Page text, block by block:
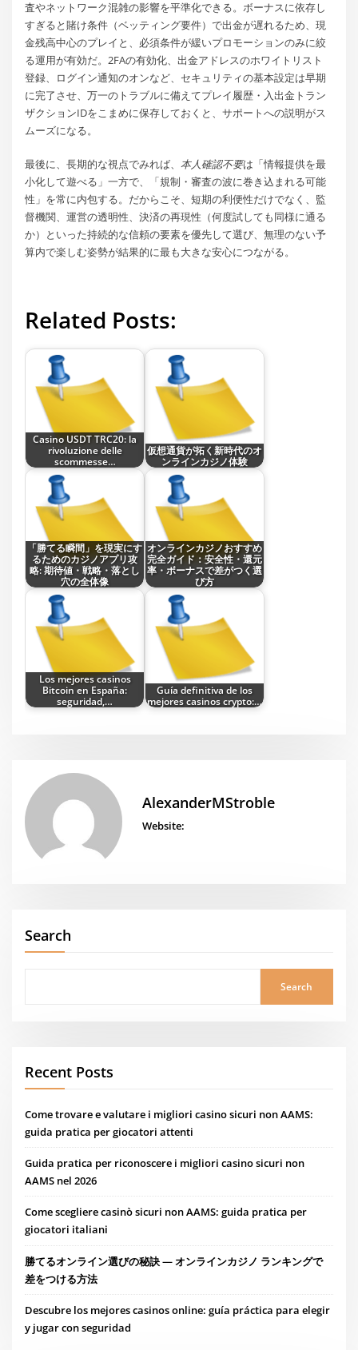
査やネットワーク混雑の影響を平準化できる。ボーナスに依存し
すぎると賭け条件（ベッティング要件）で出金が遅れるため、現
金残高中心のプレイと、必須条件が緩いプロモーションのみに絞
る運用が有効だ。2FAの有効化、出金アドレスのホワイトリスト
登録、ログイン通知のオンなど、セキュリティの基本設定は早期
に完了させ、万一のトラブルに備えてプレイ履歴・入出金トラン
ザクションIDをこまめに保存しておくと、サポートへの説明がス
ムーズになる。
最後に、長期的な視点でみれば、本人確認不要は「情報提供を最
小化して遊べる」一方で、「規制・審査の波に巻き込まれる可能
性」を常に内包する。だからこそ、短期の利便性だけでなく、監
督機関、運営の透明性、決済の再現性（何度試しても同様に通る
か）といった持続的な信頼の要素を優先して選び、無理のない予
算内で楽しむ姿勢が結果的に最も大きな安心につながる。
Related Posts:
Casino USDT TRC20: la
rivoluzione delle
scommesse…
仮想通貨が拓く新時代のオ
ンラインカジノ体験
「勝てる瞬間」を現実にす
るためのカジノアプリ攻
略: 期待値・戦略・落とし
穴の全体像
オンラインカジノおすすめ
完全ガイド：安全性・還元
率・ボーナスで差がつく選
び方
Los mejores casinos
Bitcoin en España:
seguridad,…
Guía definitiva de los
mejores casinos crypto:…
AlexanderMStroble
Website:
Search
Search
Recent Posts
Come trovare e valutare i migliori casino sicuri non AAMS:
guida pratica per giocatori attenti
Guida pratica per riconoscere i migliori casino sicuri non
AAMS nel 2026
Come scegliere casinò sicuri non AAMS: guida pratica per
giocatori italiani
勝てるオンライン選びの秘訣 — オンラインカジノ ランキングで
差をつける方法
Descubre los mejores casinos online: guía práctica para elegir
y jugar con seguridad